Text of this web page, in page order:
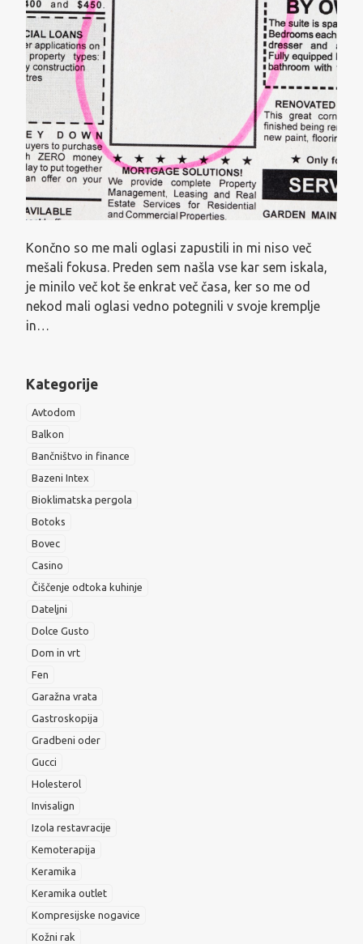
Končno so me mali oglasi zapustili in mi niso več
mešali fokusa. Preden sem našla vse kar sem iskala,
je minilo več kot še enkrat več časa, ker so me od
nekod mali oglasi vedno potegnili v svoje kremplje
in…
Kategorije
Avtodom
Balkon
Bančništvo in finance
Bazeni Intex
Bioklimatska pergola
Botoks
Bovec
Casino
Čiščenje odtoka kuhinje
Dateljni
Dolce Gusto
Dom in vrt
Fen
Garažna vrata
Gastroskopija
Gradbeni oder
Gucci
Holesterol
Invisalign
Izola restavracije
Kemoterapija
Keramika
Keramika outlet
Kompresijske nogavice
Kožni rak